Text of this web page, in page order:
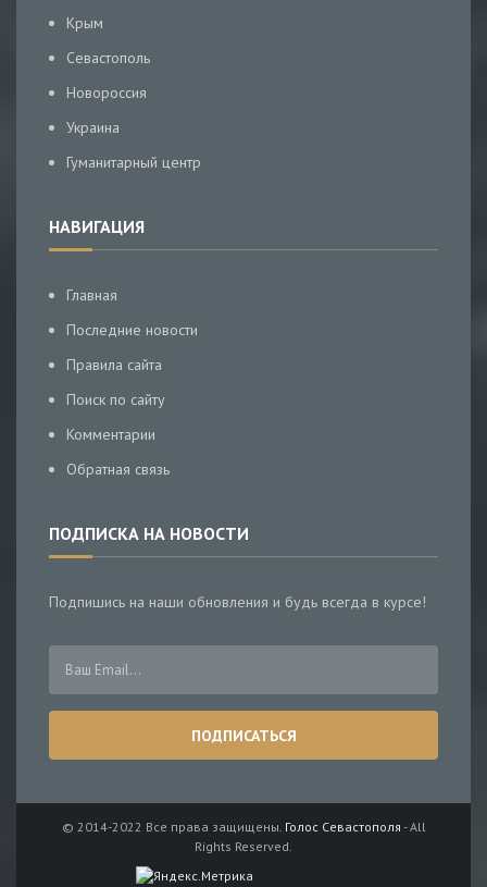
Крым
Севастополь
Новороссия
Украина
Гуманитарный центр
НАВИГАЦИЯ
Главная
Последние новости
Правила сайта
Поиск по сайту
Комментарии
Обратная связь
ПОДПИСКА НА НОВОСТИ
Подпишись на наши обновления и будь всегда в курсе!
© 2014-2022 Все права защищены. Голос Севастополя - All
Rights Reserved.